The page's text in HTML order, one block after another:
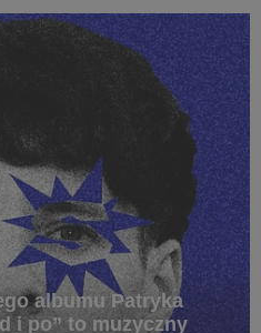
albumu Patryka
i po” to muzyczny